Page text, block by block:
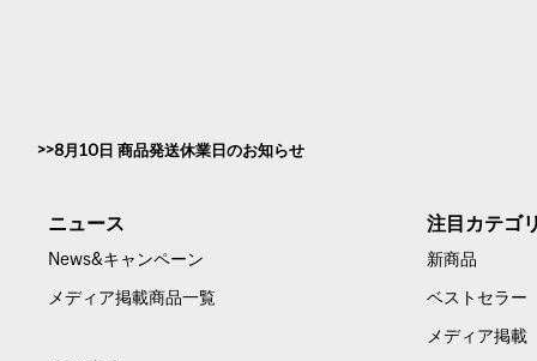
8月10日 商品発送休業日のお知らせ
ニュース
News&キャンペーン
メディア掲載商品一覧
注目カテゴ
新商品
ベストセラー
メディア掲載